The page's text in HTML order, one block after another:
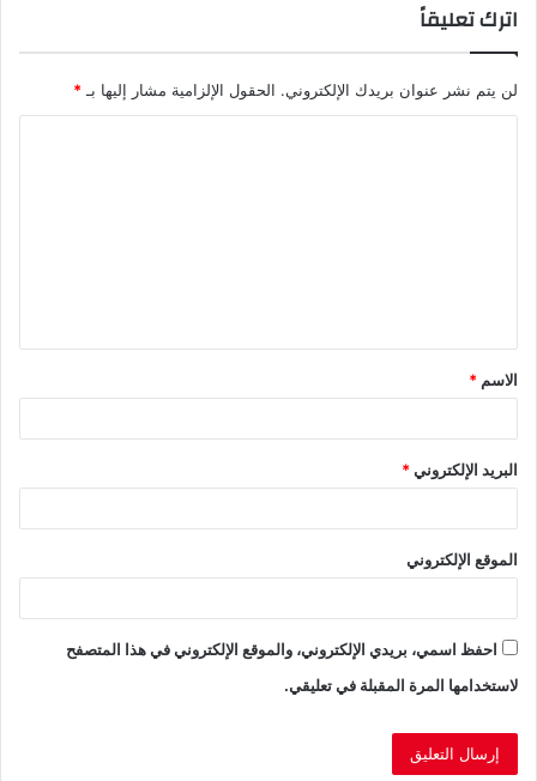
اترك تعليقاً
لن يتم نشر عنوان بريدك الإلكتروني. الحقول الإلزامية مشار إليها بـ *
ق
*
الاسم *
البريد الإلكتروني*
الموقع الإلكتروني
احفظ اسمي، بريدي الإلكتروني، والموقع الإلكتروني في هذا المتصفح
لاستخدامها المرة المقبلة في تعليقي.